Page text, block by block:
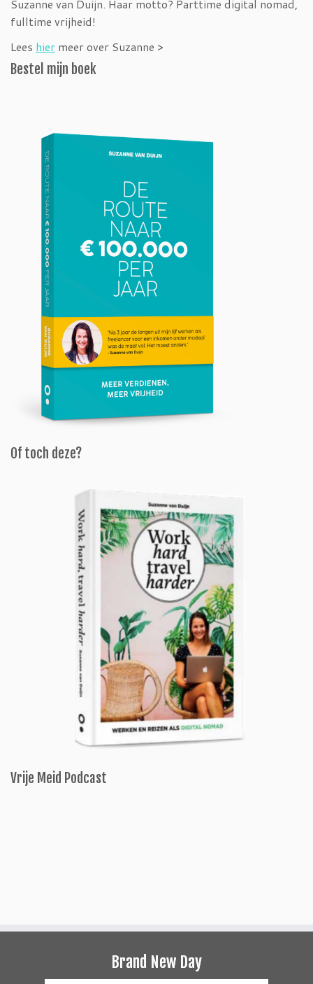
Suzanne van Duijn. Haar motto? Parttime digital nomad,
fulltime vrijheid!
Lees hier meer over Suzanne >
Bestel mijn boek
Of toch deze?
Vrije Meid Podcast
Brand New Day